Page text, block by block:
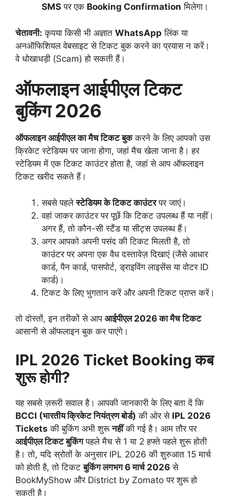
SMS पर एक Booking Confirmation मिलेगा।
चेतावनी: कृपया किसी भी अज्ञात WhatsApp लिंक या
अनऑफिशियल वेबसाइट से टिकट बुक करने का प्रयास न करें।
वे धोखाधड़ी (Scam) हो सकती हैं।
ऑफलाइन आईपीएल टिकट
बुकिंग 2026
ऑफलाइन आईपीएल का मैच टिकट बुककरने के लिए आपको उस
क्रिकेट स्टेडियम पर जाना होगा, जहां मैच खेला जाना है। हर
स्टेडियम में एक टिकट काउंटर होता है, जहां से आप ऑफलाइन
टिकट खरीद सकते हैं।
सबसे पहलेस्टेडियम के टिकट काउंटरपर जाएं।
वहां जाकर काउंटर पर पूछें कि टिकट उपलब्ध हैं या नहीं।
अगर हैं, तो कौन-सी स्टैंड या सीट्स उपलब्ध हैं।
अगर आपको अपनी पसंद की टिकट मिलती है, तो
काउंटर पर अपना एक वैध दस्तावेज़ दिखाएं (जैसे आधार
कार्ड, पैन कार्ड, पासपोर्ट, ड्राइविंग लाइसेंस या वोटर ID
कार्ड)।
टिकट के लिए भुगतान करें और अपनी टिकट प्राप्त करें।
तो दोस्तों, इन तरीकों से आप आईपीएल 2026 का मैच टिकट
आसानी से ऑफलाइन बुक कर पाएंगे।
IPL 2026 Ticket Booking कब
शुरू होगी?
यह सबसे ज़रूरी सवाल है। आपकी जानकारी के लिए बता दें कि
BCCI (भारतीय क्रिकेट नियंत्रण बोर्ड) की ओर से IPL 2026
Tickets की बुकिंग अभी शुरूनहींकी गई है। आम तौर पर
आईपीएल टिकट बुकिंगपहले मैच से 1 या 2 हफ्ते पहले शुरू होती
है। तो, यदि स्रोतों के अनुसार IPL 2026 की शुरुआत 15 मार्च
को होती है, तो टिकटबुकिंग लगभग 6 मार्च 2026 से
BookMyShow और District by Zomato पर शुरू हो
सकती है।